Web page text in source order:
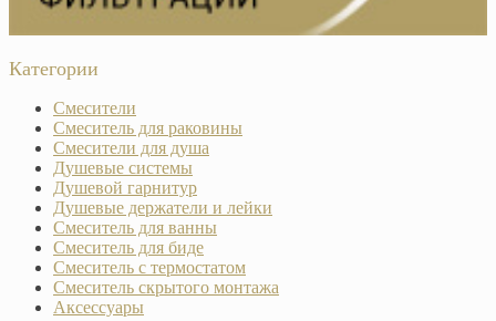
Категории
Смесители
Смеситель для раковины
Смесители для душа
Душевые системы
Душевой гарнитур
Душевые держатели и лейки
Смеситель для ванны
Смеситель для биде
Смеситель с термостатом
Смеситель скрытого монтажа
Аксессуары